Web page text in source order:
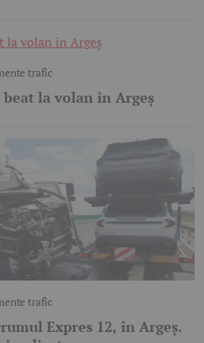
trafic
beat la volan în Argeș
trafic
Expres 12, în Argeș.